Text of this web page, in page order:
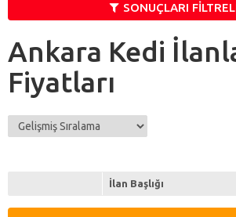
SONUÇLARI
Ankara Kedi
Fiyatları
İlan Başlığı